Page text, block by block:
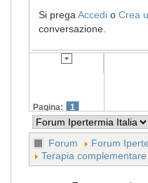
Si prega Accedi o Crea
conversazione.
Pagina: 1
Forum Forum
Terapia